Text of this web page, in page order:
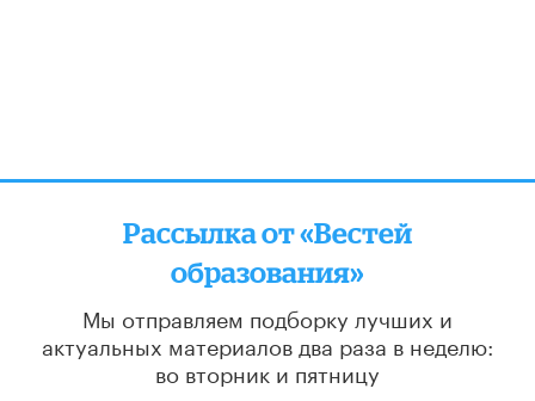
Рассылка от «Вестей
образования»
Мы отправляем подборку лучших и
актуальных материалов два раза в неделю:
во вторник и пятницу